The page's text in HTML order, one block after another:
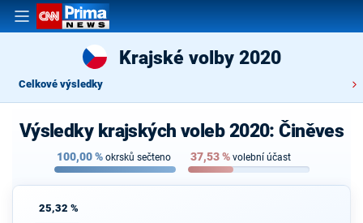
Krajské volby 2020
Celkové výsledky
Výsledky krajských voleb 2020: Činěves
100,00% okrsků sečteno 37,53% volební účast
25,32 %